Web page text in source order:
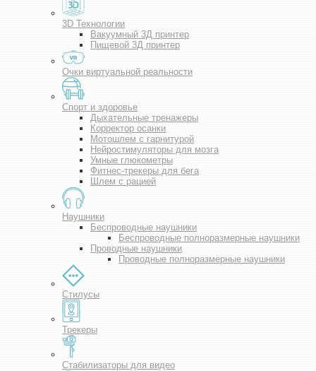
3D Технологии
Вакуумный 3Д принтер
Пищевой 3Д принтер
Очки виртуальной реальности
Спорт и здоровье
Дыхательные тренажеры
Корректор осанки
Мотошлем с гарнитурой
Нейростимуляторы для мозга
Умные глюкометры
Фитнес-трекеры для бега
Шлем с рацией
Наушники
Беспроводные наушники
Беспроводные полноразмерные наушники
Проводные наушники
Проводные полноразмерные наушники
Стилусы
Трекеры
Стабилизаторы для видео